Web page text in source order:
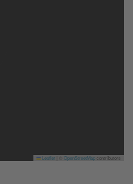
Leaflet OpenStreetMapcontributors